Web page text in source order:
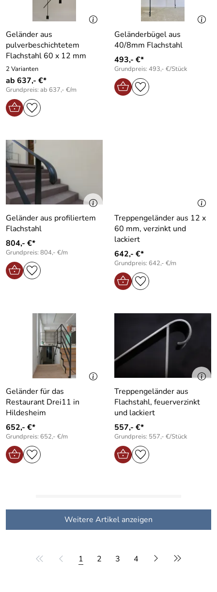
Geländer aus
pulverbeschichtetem
Flachstahl 60 x 12 mm
2 Varianten
ab 637,- €*
Grundpreis: ab 637,- €/m
Geländerbügel aus
40/8mm Flachstahl
493,- €*
Grundpreis: 493,- €/Stück
Geländer aus profiliertem
Flachstahl
804,- €*
Grundpreis: 804,- €/m
Treppengeländer aus 12 x
60 mm, verzinkt und
lackiert
642,- €*
Grundpreis: 642,- €/m
Geländer für das
Restaurant Drei11 in
Hildesheim
652,- €*
Grundpreis: 652,- €/m
Treppengeländer aus
Flachstahl, feuerverzinkt
und lackiert
557,- €*
Grundpreis: 557,- €/Stück
Weitere Artikel anzeigen
1 2 3 4